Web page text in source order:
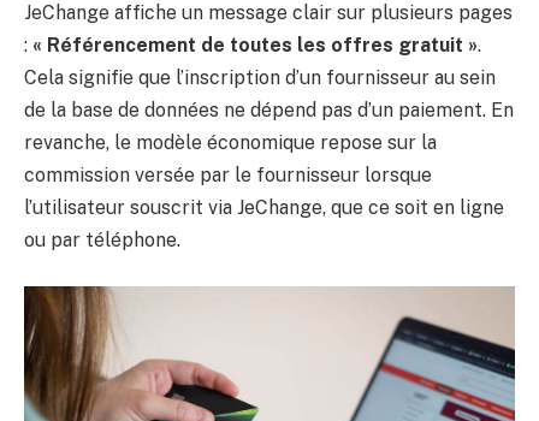
JeChange affiche un message clair sur plusieurs pages
: « Référencement de toutes les offres gratuit ».
Cela signifie que l’inscription d’un fournisseur au sein
de la base de données ne dépend pas d’un paiement. En
revanche, le modèle économique repose sur la
commission versée par le fournisseur lorsque
l’utilisateur souscrit via JeChange, que ce soit en ligne
ou par téléphone.